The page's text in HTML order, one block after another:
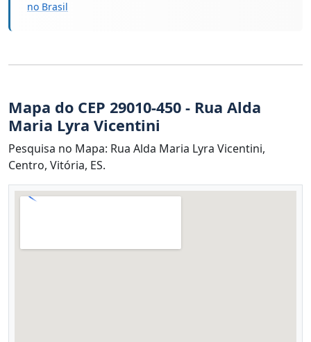
no Brasil
Mapa do CEP 29010-450 - Rua Alda
Maria Lyra Vicentini
Pesquisa no Mapa: Rua Alda Maria Lyra Vicentini,
Centro, Vitória, ES.